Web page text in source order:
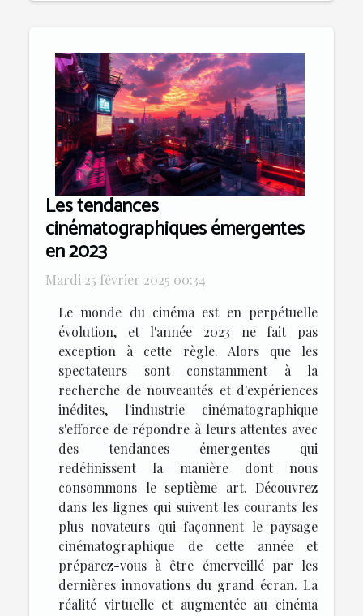
Les tendances
cinématographiques émergentes
en 2023
Mardi 25 février 2025 00:34
Le monde du cinéma est en perpétuelle
évolution, et l'année 2023 ne fait pas
exception à cette règle. Alors que les
spectateurs sont constamment à la
recherche de nouveautés et d'expériences
inédites, l'industrie cinématographique
s'efforce de répondre à leurs attentes avec
des tendances émergentes qui
redéfinissent la manière dont nous
consommons le septième art. Découvrez
dans les lignes qui suivent les courants les
plus novateurs qui façonnent le paysage
cinématographique de cette année et
préparez-vous à être émerveillé par les
dernières innovations du grand écran. La
réalité virtuelle et augmentée au cinéma